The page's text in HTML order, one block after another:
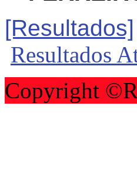
​[Resultados]
Resultados
Copyright